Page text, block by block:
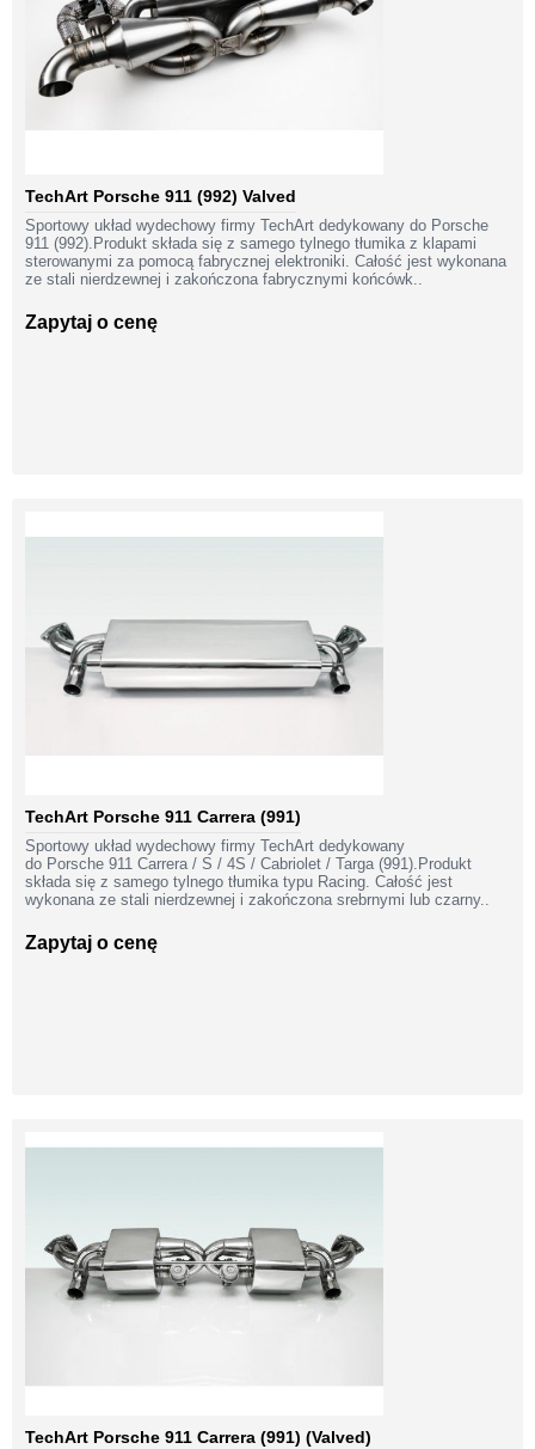
TechArt Porsche 911 (992) Valved
Sportowy układ wydechowy firmy TechArt dedykowany do Porsche
911 (992).Produkt składa się z samego tylnego tłumika z klapami
sterowanymi za pomocą fabrycznej elektroniki. Całość jest wykonana
ze stali nierdzewnej i zakończona fabrycznymi końcówk..
Zapytaj o cenę
TechArt Porsche 911 Carrera (991)
Sportowy układ wydechowy firmy TechArt dedykowany
do Porsche 911 Carrera / S / 4S / Cabriolet / Targa (991).Produkt
składa się z samego tylnego tłumika typu Racing. Całość jest
wykonana ze stali nierdzewnej i zakończona srebrnymi lub czarny..
Zapytaj o cenę
TechArt Porsche 911 Carrera (991) (Valved)